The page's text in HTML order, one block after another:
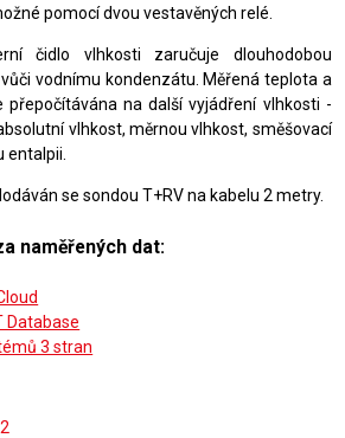
pomocí dvou vestavěných relé.
čidlo vlhkosti zaručuje dlouhodobou
vodnímu kondenzátu. Měřená teplota a
přepočítávána na další vyjádření vlhkosti -
vlhkost, měrnou vlhkost, směšovací
entalpii.
se sondou T+RV na kabelu 2 metry.
naměřených dat:
Database
3 stran